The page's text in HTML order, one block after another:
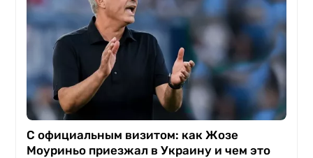
С официальным визитом: как Жозе
Моуриньо приезжал в Украину и чем это